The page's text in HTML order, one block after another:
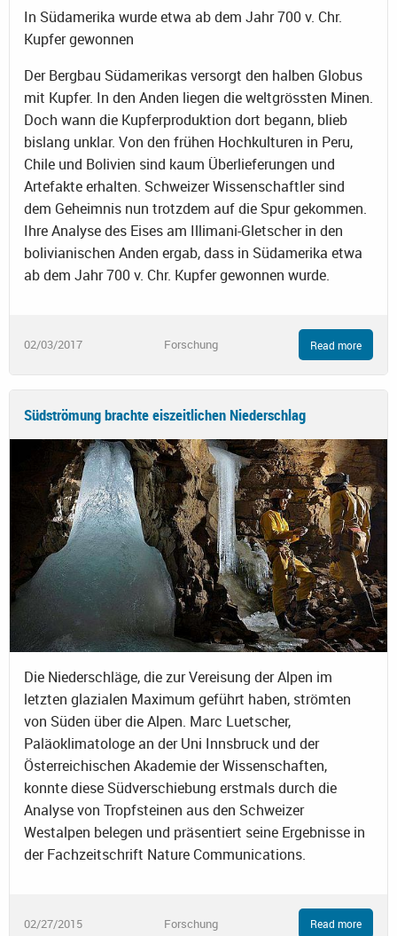
In Südamerika wurde etwa ab dem Jahr 700 v. Chr.
Kupfer gewonnen
Der Bergbau Südamerikas versorgt den halben Globus
mit Kupfer. In den Anden liegen die weltgrössten Minen.
Doch wann die Kupferproduktion dort begann, blieb
bislang unklar. Von den frühen Hochkulturen in Peru,
Chile und Bolivien sind kaum Überlieferungen und
Artefakte erhalten. Schweizer Wissenschaftler sind
dem Geheimnis nun trotzdem auf die Spur gekommen.
Ihre Analyse des Eises am Illimani-Gletscher in den
bolivianischen Anden ergab, dass in Südamerika etwa
ab dem Jahr 700 v. Chr. Kupfer gewonnen wurde.
02/03/2017 Forschung Read more
Südströmung brachte eiszeitlichen Niederschlag
Die Niederschläge, die zur Vereisung der Alpen im
letzten glazialen Maximum geführt haben, strömten
von Süden über die Alpen. Marc Luetscher,
Paläoklimatologe an der Uni Innsbruck und der
Österreichischen Akademie der Wissenschaften,
konnte diese Südverschiebung erstmals durch die
Analyse von Tropfsteinen aus den Schweizer
Westalpen belegen und präsentiert seine Ergebnisse in
der Fachzeitschrift Nature Communications.
02/27/2015 Forschung Read more